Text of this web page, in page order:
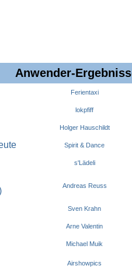
Anwender-
Ferientaxi
lokpfiff
Holger Hauschildt
Spirit & Dance
s'Lädeli
Andreas Reuss
Sven Krahn
Arne Valentin
Michael Muik
Airshowpics